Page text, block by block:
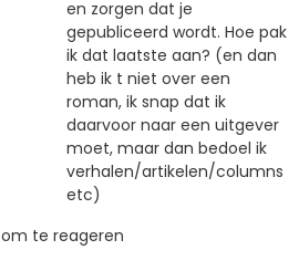
en zorgen dat je
gepubliceerd wordt. Hoe pak
ik dat laatste aan? (en dan
heb ik t niet over een
roman, ik snap dat ik
daarvoor naar een uitgever
moet, maar dan bedoel ik
verhalen/artikelen/columns
etc)
om te reageren